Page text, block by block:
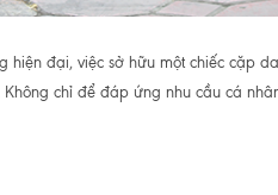
hiện đại, việc sở hữu một chiếc cặp
Không chỉ để đáp ứng nhu cầu cá